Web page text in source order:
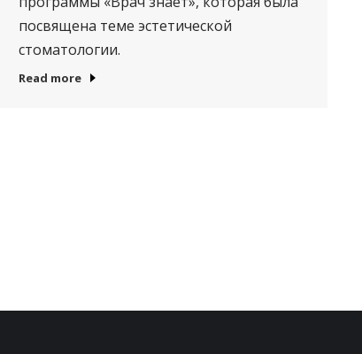
посвящена теме эстетической
стоматологии.
Read more